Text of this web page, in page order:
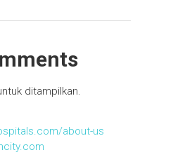
ditampilkan.
about-us